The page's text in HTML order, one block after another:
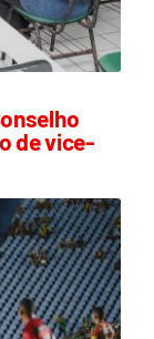
de vice-